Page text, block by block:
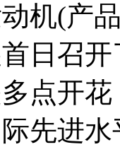
机(产
日召
点开
先进